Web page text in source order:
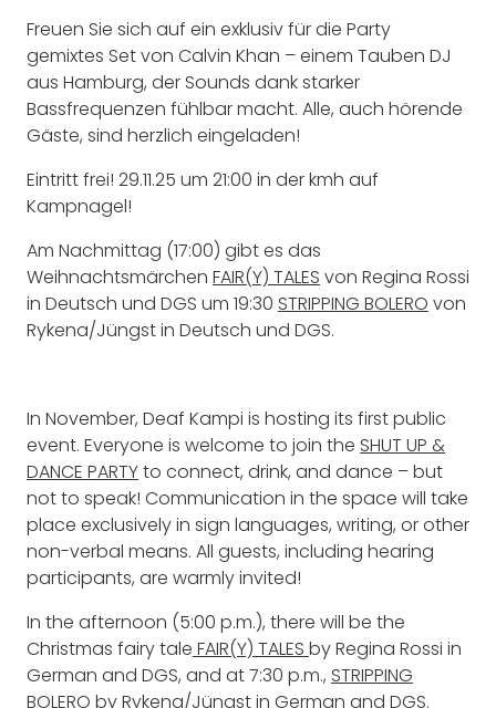
Freuen Sie sich auf ein exklusiv für die Party
gemixtes Set von Calvin Khan – einem Tauben DJ
aus Hamburg, der Sounds dank starker
Bassfrequenzen fühlbar macht. Alle, auch hörende
Gäste, sind herzlich eingeladen!
Eintritt frei! 29.11.25 um 21:00 in der kmh auf
Kampnagel!
Am Nachmittag (17:00) gibt es das
Weihnachtsmärchen FAIR(Y) TALES von Regina Rossi
in Deutsch und DGS um 19:30 STRIPPING BOLERO von
Rykena/Jüngst in Deutsch und DGS.
In November, Deaf Kampi is hosting its first public
event. Everyone is welcome to join the SHUT UP &
DANCE PARTYto connect, drink, and dance – but
not to speak! Communication in the space will take
place exclusively in sign languages, writing, or other
non-verbal means. All guests, including hearing
participants, are warmly invited!
In the afternoon (5:00 p.m.), there will be the
Christmas fairy tale FAIR(Y) TALES by Regina Rossi in
German and DGS, and at 7:30 p.m., STRIPPING
BOLERO by Rykena/Jüngst in German and DGS.